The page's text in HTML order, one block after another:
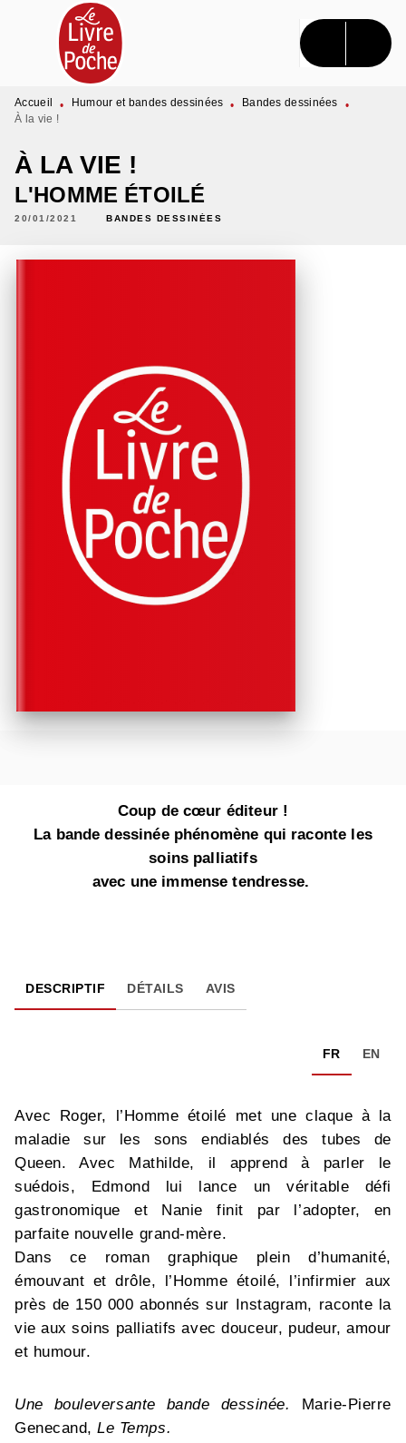
MENU RECHERCHE CONTENU
PIED DE PAGE
Accueil • Humour et bandes dessinées • Bandes dessinées
•
À la vie !
À LA VIE !
L'HOMME ÉTOILÉ
20/01/2021 BANDES DESSINÉES
Coup de cœur éditeur !
La bande dessinée phénomène qui raconte les
soins palliatifs
avec une immense tendresse.
DESCRIPTIF DÉTAILS AVIS
FR EN
Avec Roger, l’Homme étoilé met une claque à la
maladie sur les sons endiablés des tubes de
Queen. Avec Mathilde, il apprend à parler le
suédois, Edmond lui lance un véritable défi
gastronomique et Nanie finit par l’adopter, en
parfaite nouvelle grand-mère.
Dans ce roman graphique plein d’humanité,
émouvant et drôle, l’Homme étoilé, l’infirmier aux
près de 150 000 abonnés sur Instagram, raconte la
vie aux soins palliatifs avec douceur, pudeur, amour
et humour.
Une bouleversante bande dessinée.
Marie-Pierre
Genecand,Le Temps.